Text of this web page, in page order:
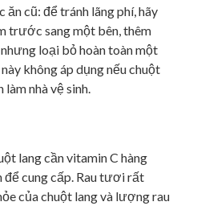
cũ: để tránh lãng phí, hãy
trước sang một bên, thêm
loại bỏ hoàn toàn một
không áp dụng nếu chuột
làm nhà vệ sinh.
lang cần vitamin C hàng
để cung cấp. Rau tươi rất
của chuột lang và lượng rau